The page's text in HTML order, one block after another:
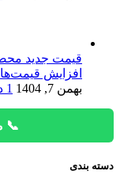
قیمت جدید
افزایش قیمت‌ها
بهمن 7, 1404
1 دیدگاه
📞
دسته بندی